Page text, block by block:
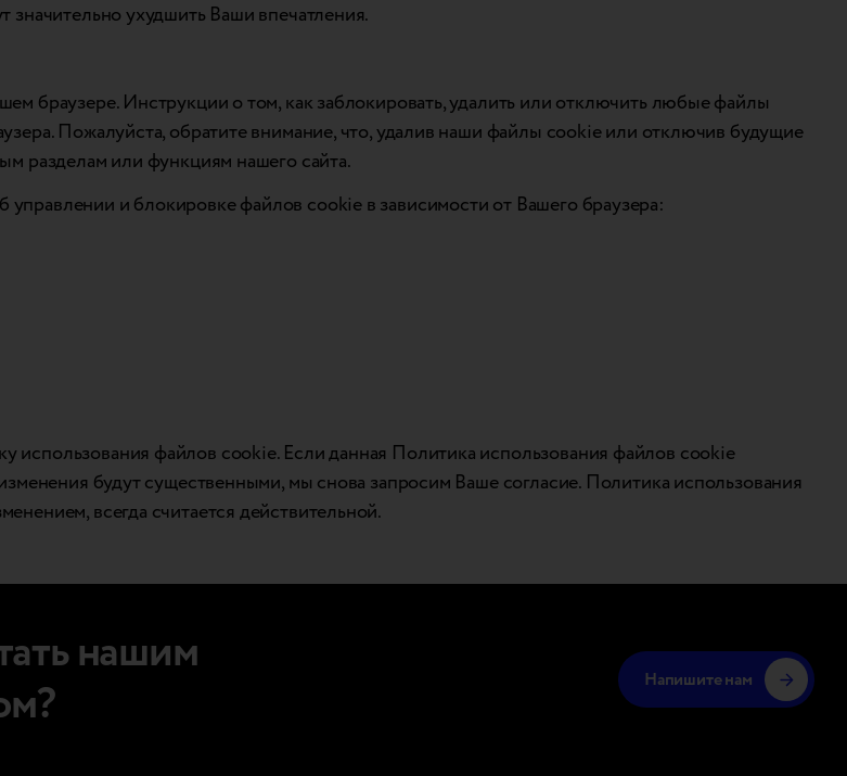
ухудшить Ваши впечатления.
браузере. Инструкции о том, как заблокировать, удалить или отключить любые файлы
Пожалуйста, обратите внимание, что, удалив наши файлы cookie или отключив будущие
разделам или функциям нашего сайта.
и блокировке файлов cookie в зависимости от Вашего браузера:
файлов cookie. Если данная Политика использования файлов cookie
будут существенными, мы снова запросим Ваше согласие. Политика использования
всегда считается действительной.
нашим
Напишите нам